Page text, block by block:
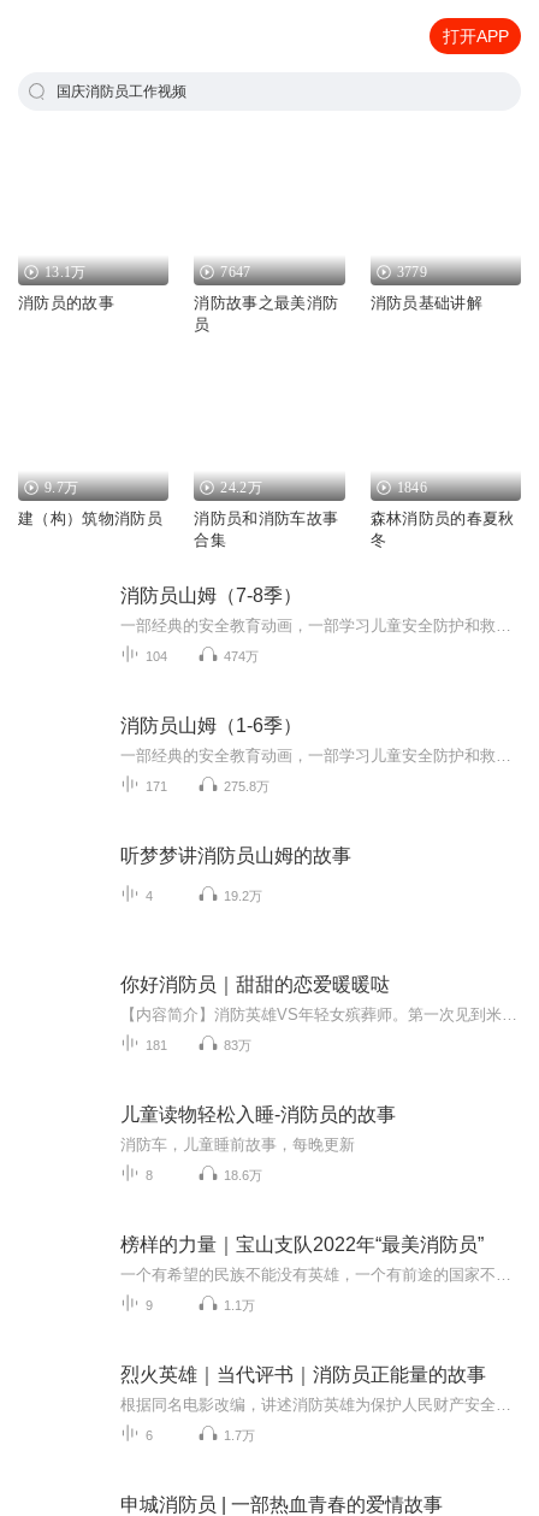
打开APP
国庆消防员工作视频
13.1万
消防员的故事
7647
消防故事之最美消防
员
3779
消防员基础讲解
9.7万
建（构）筑物消防员
24.2万
消防员和消防车故事
合集
1846
森林消防员的春夏秋
冬
消防员山姆（7-8季）
104 474万
消防员山姆（1-6季）
171 275.8万
听梦梦讲消防员山姆的故事
4 19.2万
你好消防员｜甜甜的恋爱暖暖哒
181 83万
儿童读物轻松入睡-消防员的故事
消防车，儿童睡前故事，每晚更新
8 18.6万
榜样的力量｜宝山支队2022年“最美消防员”
9 1.1万
烈火英雄｜当代评书｜消防员正能量的故事
6 1.7万
申城消防员 | 一部热血青春的爱情故事